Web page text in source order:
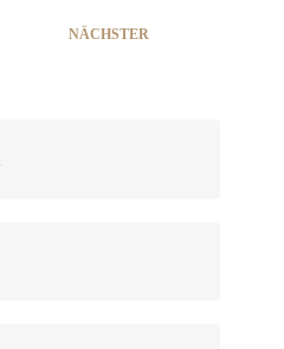
NÄCHSTER